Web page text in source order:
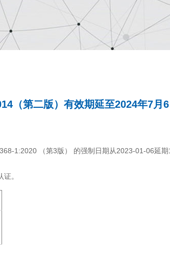
（第二版）有效期延至2024年7月6
1:2020 （第3版） 的强制日期从2023-01-06延
。